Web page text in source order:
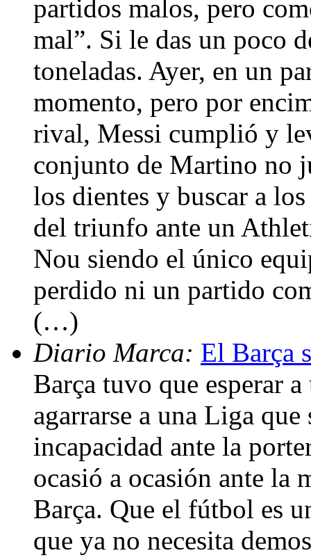
partidos malos, pero
mal”. Si le das un poco
toneladas. Ayer, en un
momento, pero por
rival, Messi cumplió y
conjunto de Martino no
los dientes y buscar a
del triunfo ante un
Nou siendo el único
perdido ni un partido
(…)
Diario Marca: El Barça
Barça tuvo que esperar
agarrarse a una Liga que
incapacidad ante la
ocasió a ocasión ante la
Barça. Que el fútbol es
que ya no necesita